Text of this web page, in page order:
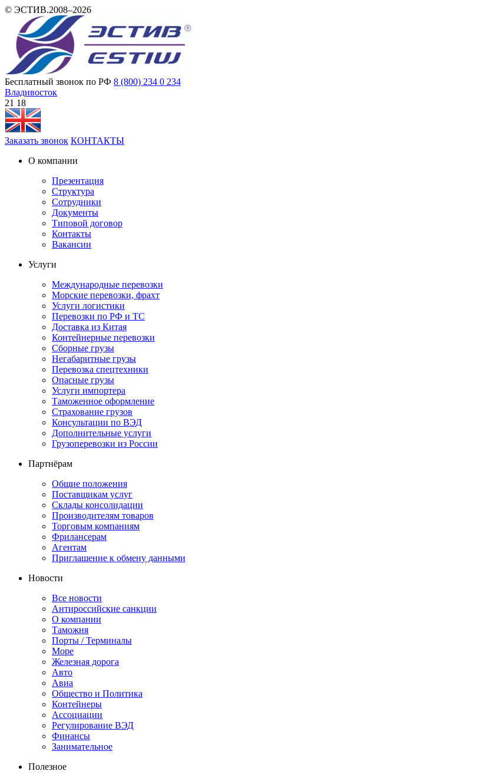
© ЭСТИВ.2008–2026
Бесплатный звонок по РФ 8 (800) 234 0 234
Владивосток
21:18
Заказать звонок КОНТАКТЫ
О компании
Презентация
Структура
Сотрудники
Документы
Типовой договор
Контакты
Вакансии
Услуги
Международные перевозки
Морские перевозки, фрахт
Услуги логистики
Перевозки по РФ и ТС
Доставка из Китая
Контейнерные перевозки
Сборные грузы
Негабаритные грузы
Перевозка спецтехники
Опасные грузы
Услуги импортера
Таможенное оформление
Страхование грузов
Консультации по ВЭД
Дополнительные услуги
Грузоперевозки из России
Партнёрам
Общие положения
Поставщикам услуг
Склады консолидации
Производителям товаров
Торговым компаниям
Фрилансерам
Агентам
Приглашение к обмену данными
Новости
Все новости
Антироссийские санкции
О компании
Таможня
Порты / Терминалы
Море
Железная дорога
Авто
Авиа
Общество и Политика
Контейнеры
Ассоциации
Регулирование ВЭД
Финансы
Занимательное
Полезное